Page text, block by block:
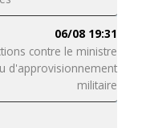
06/08 19:31
contre le ministre
d'approvisionnement
militaire